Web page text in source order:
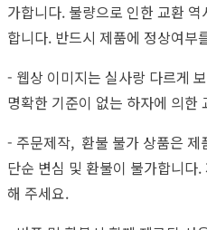
가합니다. 불량으로 인한 교환
합니다. 반드시 제품에 정상여부
- 웹상 이미지는 실사랑 다르게
명확한 기준이 없는 하자에 의한
- 주문제작, 환불 불가 상품은 제
단순 변심 및 환불이 불가합니다
해 주세요.